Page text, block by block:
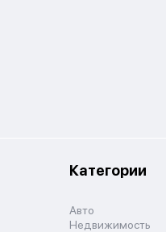
Категории
Авто
Недвижимость